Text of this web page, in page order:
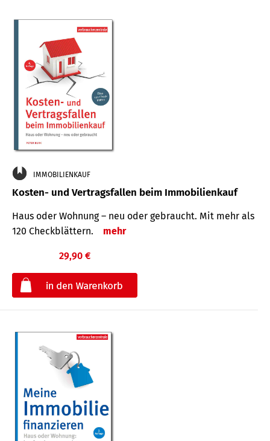
IMMOBILIENKAUF
Kosten- und Vertragsfallen beim Immobilienkauf
Haus oder Wohnung – neu oder gebraucht. Mit mehr als
120 Check­blättern.
mehr
29,90 €